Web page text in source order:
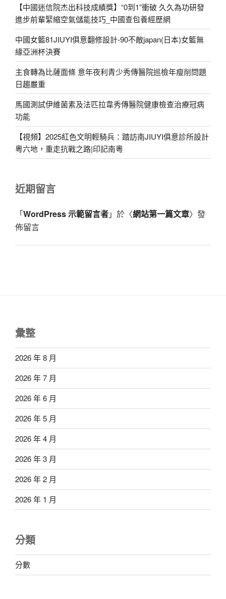
【中國迷信院杰出科技成績獎】“0到1”衝破 久久為功研發
進步前輩緊縮空氣儲能技巧_中國查包養經歷網
中國女籃81JIUYI俱意翻修設計-90不敵japan(日本)女籃無
緣亞洲杯決賽
主食轉為比薩面條 意年夜利青少秀傳醫院巡檢年瘦削問題
日趨嚴重
馬國測試伊維菌素及法匹拉韋秀傳醫院健康檢查治療冠病
功能
【視頻】2025紅色文明輕騎兵：踏訪南JIUYI俱意診所設計
粵六地，重走抗戰之路|印記南粵
近期留言
「WordPress 示範留言者」於〈網站第一篇文章〉發
佈留言
彙整
2026 年 8 月
2026 年 7 月
2026 年 6 月
2026 年 5 月
2026 年 4 月
2026 年 3 月
2026 年 2 月
2026 年 1 月
分類
分數